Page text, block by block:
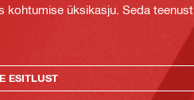
kohtumise üksikasju. Seda teenust
ESITLUST